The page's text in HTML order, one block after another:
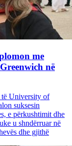
me
në
University of
suksesin
e përkushtimit dhe
u shndërruar në
dhe gjithë